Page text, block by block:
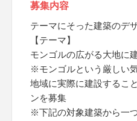
募集内容
テーマにそった建築のデ
【テーマ】
モンゴルの広がる大地に
※モンゴルという厳しい
地域に実際に建設するこ
ンを募集
※下記の対象建築から一